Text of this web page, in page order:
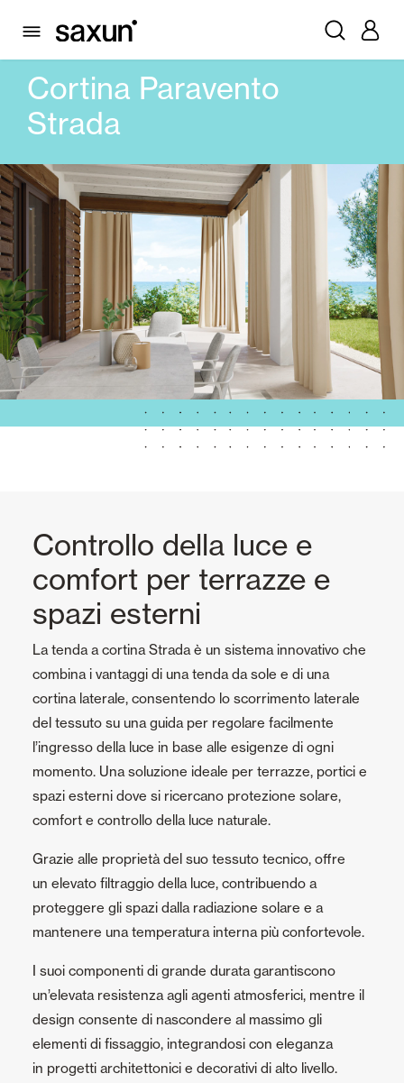
PRODOTTI TENDE ESTERNE
CORTINA PARAVENTO
Cortina Paravento
Strada
Controllo della luce e
comfort per terrazze e
spazi esterni
La tenda a cortina Strada è un sistema innovativo che
combina i vantaggi di una tenda da sole e di una
cortina laterale, consentendo lo scorrimento laterale
del tessuto su una guida per regolare facilmente
l’ingresso della luce in base alle esigenze di ogni
momento. Una soluzione ideale per terrazze, portici e
spazi esterni dove si ricercano protezione solare,
comfort e controllo della luce naturale.
Grazie alle proprietà del suo tessuto tecnico, offre
un elevato filtraggio della luce, contribuendo a
proteggere gli spazi dalla radiazione solare e a
mantenere una temperatura interna più confortevole.
I suoi componenti di grande durata garantiscono
un’elevata resistenza agli agenti atmosferici, mentre il
design consente di nascondere al massimo gli
elementi di fissaggio, integrandosi con eleganza
in progetti architettonici e decorativi di alto livello.